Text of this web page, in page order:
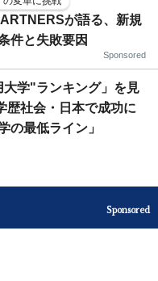
が語る、新規
件と失敗要因
Sponsored
大学"ランキング」を見
歴社会・日本で成功に
の最低ライン」
Sponsored